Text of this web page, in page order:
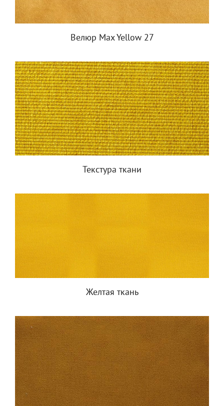
Велюр Max Yellow 27
Текстура ткани
Желтая ткань